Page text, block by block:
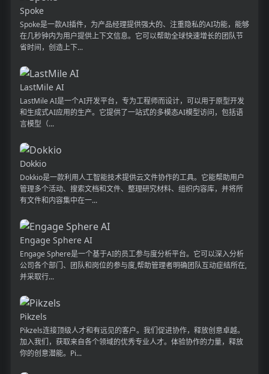
Spoke
Spoke是一款AI插件，为产品经理提供强大的、注重隐私的AI功能，能够
在几秒钟内为用户提供上下文信息。它可以帮助全球快速增长的团队节
省时间，创造上下...
LastMile AI
LastMile AI是一个AI开发平台，专为工程师而设计，可以用于原型开发
和生成式AI应用的生产。它提供了一站式的多模态AI模型访问，包括语
言模型（...
Dokkio
Dokkio是一款利用人工智能技术提供云文件协作的工具。它能帮助用户
管理多个活动、搜索文档和文件、整理研究材料、组织内容库，并将所
有文件和内容集中在一...
Engage Sphere AI
Engage Sphere是一个基于AI的员工参与度分析平台。它可以深入分析
公司各个部门、团队和岗位的参与度,帮助管理者明确团队互动症结所在,
并采取行...
Pikzels
Pikzels连接顶级人才和有远见的客户。我们促进协作，释放创意卓越。
加入我们，获取来自各个领域的优秀专业人才。体验协作的力量，释放
你的创意潜能。Pi...